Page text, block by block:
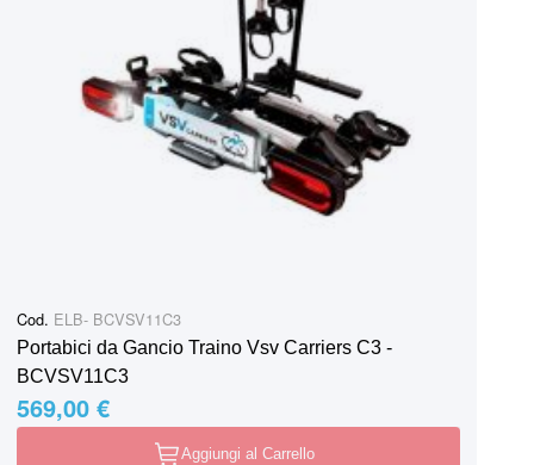
Cod. ELB- BCVSV11C3
Portabici da Gancio Traino Vsv Carriers C3 -
BCVSV11C3
569,00 €
Aggiungi al Carrello